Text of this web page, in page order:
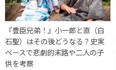
『豊臣兄弟！』小一郎と直（白
石聖）はその後どうなる？史実
ベースで悲劇的末路や二人の子
供を考察